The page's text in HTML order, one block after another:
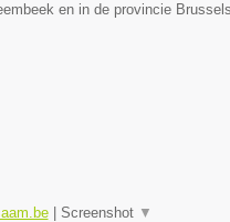
en in de provincie
| Screenshot ▼